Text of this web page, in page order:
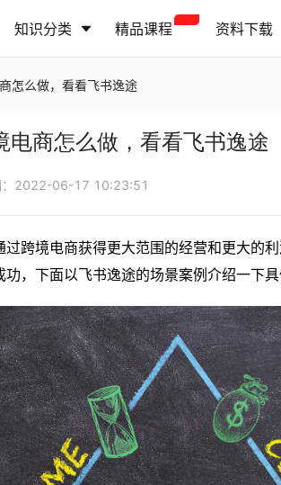
知识分类
网站运营
精品课程 资料下载
怎么做，看看飞书逸途
电商怎么做，看看飞书逸途
2022-06-17 10:23:51
跨境电商获得更大范围的经营和更大的
，下面以飞书逸途的场景案例介绍一下具